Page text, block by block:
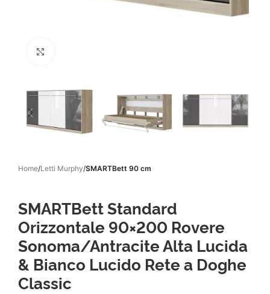
Home Letti Murphy SMARTBett 90 cm
SMARTBett Standard
Orizzontale 90×200 Rovere
Sonoma/Antracite Alta Lucida
& Bianco Lucido Rete a Doghe
Classic